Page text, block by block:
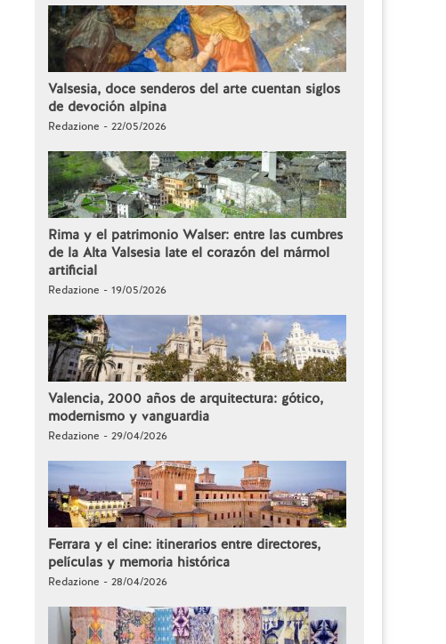
Valsesia, doce senderos del arte cuentan siglos
de devoción alpina
Redazione - 22/05/2026
Rima y el patrimonio Walser: entre las cumbres
de la Alta Valsesia late el corazón del mármol
artificial
Redazione - 19/05/2026
Valencia, 2000 años de arquitectura: gótico,
modernismo y vanguardia
Redazione - 29/04/2026
Ferrara y el cine: itinerarios entre directores,
películas y memoria histórica
Redazione - 28/04/2026